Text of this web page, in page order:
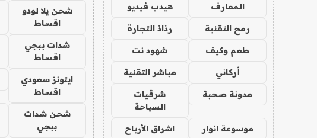
المعارف هيدب فيديو
رمح التقنية رذاذ التجارة
طعم وكيف شهود نت
أركاني مباشر التقنية
مدونة صحبة
شرقيات
السياحة
موسوعة انوار اشراق الأرباح
شحن يلا لودو
اقساط
شدات ببجي
اقساط
ايتونز سعودي
اقساط
شحن شدات
ببجي